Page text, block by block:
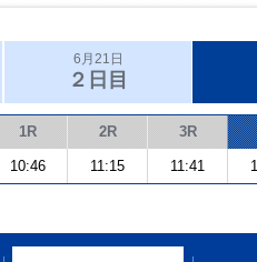
6月21日
２日目
1R 2R 3R
10:46 11:15 11:41